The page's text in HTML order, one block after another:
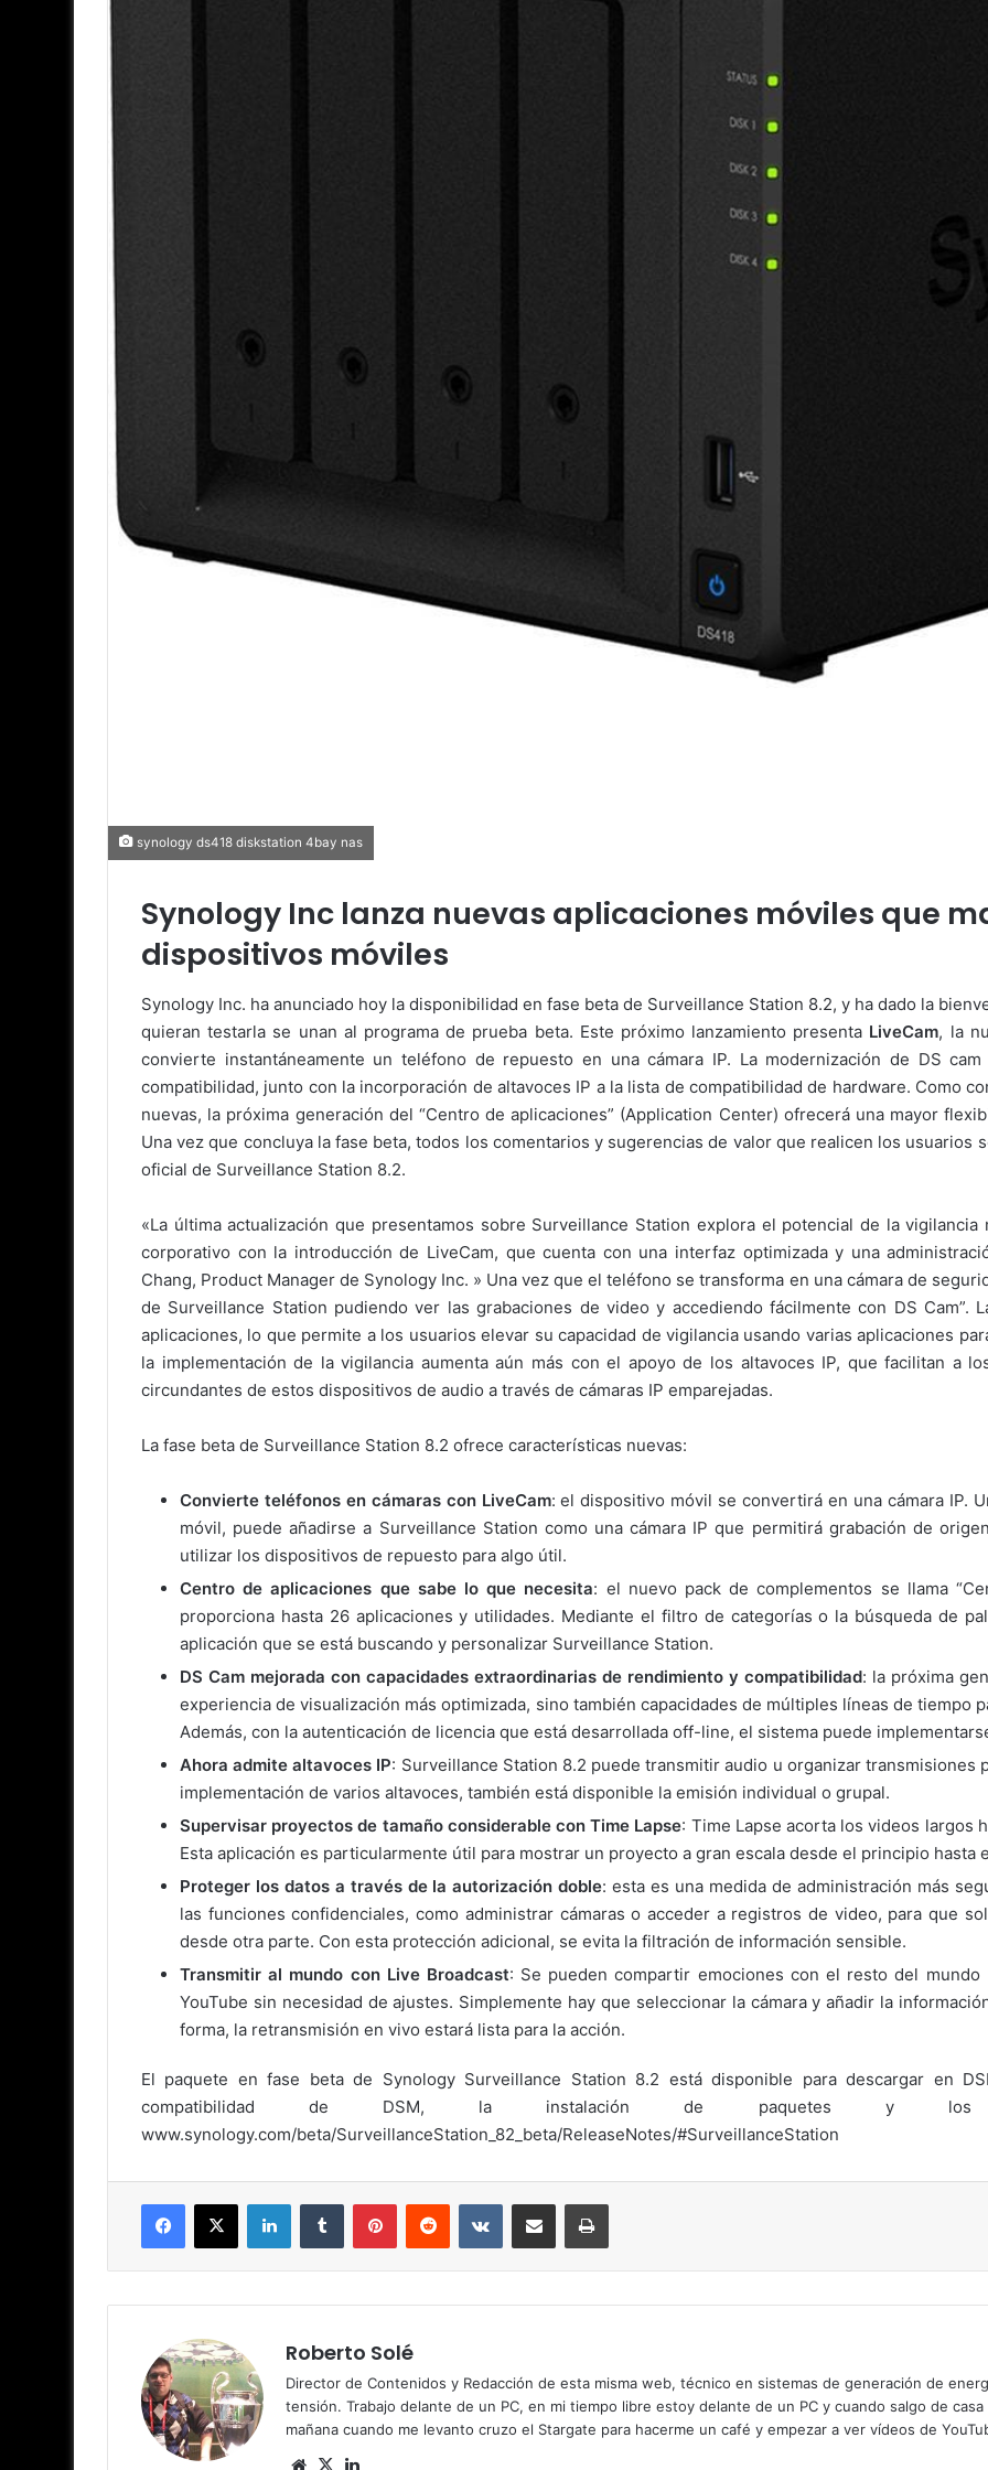
synology ds418 diskstation 4bay nas
Synology Inc lanza nuevas aplicaciones móviles que
dispositivos móviles
Synology Inc. ha anunciado hoy la disponibilidad en fase beta de Surveillance Station 8.2, y ha dado la
quieran testarla se unan al programa de prueba beta. Este próximo lanzamiento presenta LiveCam, la
convierte instantáneamente un teléfono de repuesto en una cámara IP. La modernización de DS
compatibilidad, junto con la incorporación de altavoces IP a la lista de compatibilidad de hardware. Como
nuevas, la próxima generación del “Centro de aplicaciones” (Application Center) ofrecerá una mayor
Una vez que concluya la fase beta, todos los comentarios y sugerencias de valor que realicen los usuarios
oficial de Surveillance Station 8.2.
«La última actualización que presentamos sobre Surveillance Station explora el potencial de la
corporativo con la introducción de LiveCam, que cuenta con una interfaz optimizada y una
Chang, Product Manager de Synology Inc. » Una vez que el teléfono se transforma en una cámara de
de Surveillance Station pudiendo ver las grabaciones de video y accediendo fácilmente con DS Cam”.
aplicaciones, lo que permite a los usuarios elevar su capacidad de vigilancia usando varias aplicaciones
la implementación de la vigilancia aumenta aún más con el apoyo de los altavoces IP, que facilitan a
circundantes de estos dispositivos de audio a través de cámaras IP emparejadas.
La fase beta de Surveillance Station 8.2 ofrece características nuevas:
Convierte teléfonos en cámaras con LiveCam: el dispositivo móvil se convertirá en una cámara IP.
móvil, puede añadirse a Surveillance Station como una cámara IP que permitirá grabación de
utilizar los dispositivos de repuesto para algo útil.
Centro de aplicaciones que sabe lo que necesita: el nuevo pack de complementos se llama
proporciona hasta 26 aplicaciones y utilidades. Mediante el filtro de categorías o la búsqueda de
aplicación que se está buscando y personalizar Surveillance Station.
DS Cam mejorada con capacidades extraordinarias de rendimiento y compatibilidad: la próxima
experiencia de visualización más optimizada, sino también capacidades de múltiples líneas de tiempo
Además, con la autenticación de licencia que está desarrollada off-line, el sistema puede
Ahora admite altavoces IP: Surveillance Station 8.2 puede transmitir audio u organizar transmisiones
implementación de varios altavoces, también está disponible la emisión individual o grupal.
Supervisar proyectos de tamaño considerable con Time Lapse: Time Lapse acorta los videos largos
Esta aplicación es particularmente útil para mostrar un proyecto a gran escala desde el principio hasta
Proteger los datos a través de la autorización doble: esta es una medida de administración más
las funciones confidenciales, como administrar cámaras o acceder a registros de video, para que
desde otra parte. Con esta protección adicional, se evita la filtración de información sensible.
Transmitir al mundo con Live Broadcast: Se pueden compartir emociones con el resto del
YouTube sin necesidad de ajustes. Simplemente hay que seleccionar la cámara y añadir la
forma, la retransmisión en vivo estará lista para la acción.
El paquete en fase beta de Synology Surveillance Station 8.2 está disponible para descargar en
compatibilidad de DSM, la instalación de paquetes y los
www.synology.com/beta/SurveillanceStation_82_beta/ReleaseNotes/#SurveillanceStation
Roberto Solé
Director de Contenidos y Redacción de esta misma web, técnico en sistemas de generación de
tensión. Trabajo delante de un PC, en mi tiempo libre estoy delante de un PC y cuando salgo de
mañana cuando me levanto cruzo el Stargate para hacerme un café y empezar a ver vídeos de
Siti X